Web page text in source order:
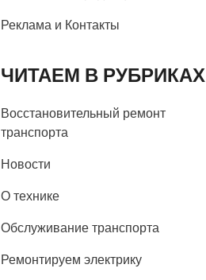
Реклама и Контакты
ЧИТАЕМ В РУБРИКАХ
Восстановительный ремонт
транспорта
Новости
О технике
Обслуживание транспорта
Ремонтируем электрику